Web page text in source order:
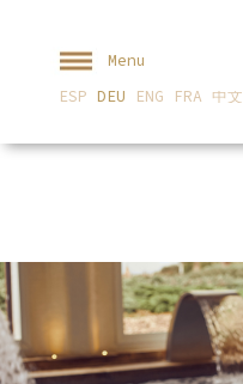
Menu
ESP DEU ENG FRA 中文